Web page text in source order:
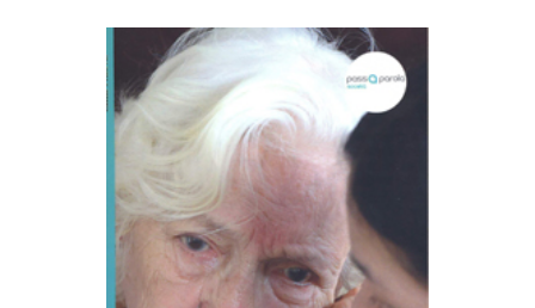
AGGIUNGI AL CARRELLO